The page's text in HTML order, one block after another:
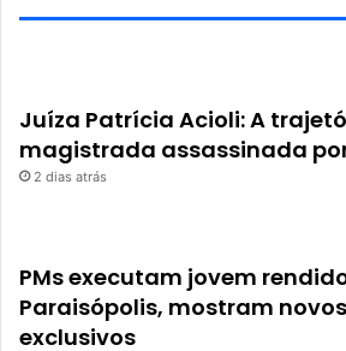
Juíza Patrícia Acioli: A
magistrada assassinada por
2 dias atrás
PMs executam jovem
Paraisópolis, mostram
exclusivos